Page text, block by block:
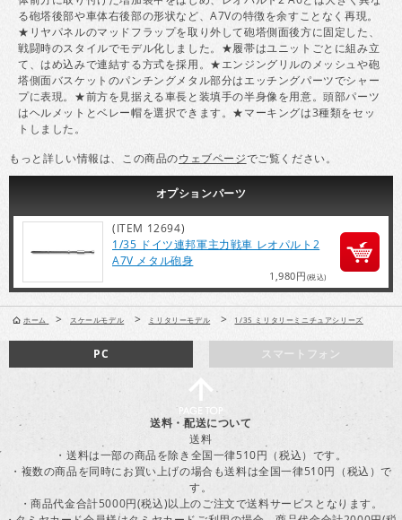
る砲塔後部や車体右後部の形状など、A7Vの特徴を余すことなく再現。
★リヤパネルのマッドフラップを取り外して砲塔側面後方に固定した、
戦闘時のスタイルでモデル化しました。★履帯はユニットごとに組み立
て、はめ込みで連結する方式を採用。★エンジングリルのメッシュや砲
塔側面バスケットのパンチングメタル部分はエッチングパーツでシャー
プに表現。★前方を見据える車長と装填手の半身像を用意。頭部パーツ
はヘルメットとベレー帽を選択できます。★マーキングは3種類をセッ
トしました。
もっと詳しい情報は、この商品のウェブページでご覧ください。
オプションパーツ
(ITEM 12694)
1/35 ドイツ連邦軍主力戦車 レオパルト2
A7V メタル砲身
1,980円(税込)
ホーム > スケールモデル > ミリタリーモデル > 1/35 ミリタリーミニチュアシリーズ
スマートフォン
PC
送料・配送について
送料
・送料は一部の商品を除き全国一律510円（税込）です。
・複数の商品を同時にお買い上げの場合も送料は全国一律510円（税込）で
す。
・商品代金合計5000円(税込)以上のご注文で送料サービスとなります。